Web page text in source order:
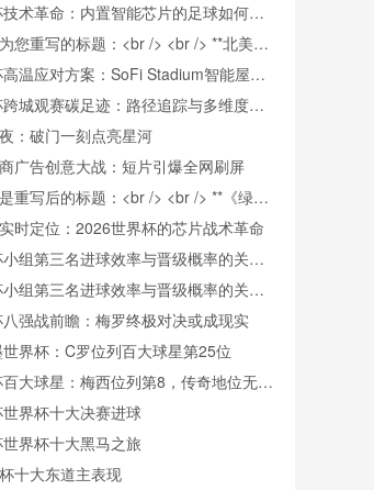
术革命：内置智能芯片的足球如何精
时极速
您重写的标题：<br /> <br /> **北美世
餐食监管协同：美加墨三国检疫标准冲
研究**
温应对方案：SoFi Stadium智能屋顶
两重天”
城观赛碳足迹：路径追踪与多维度排
：破门一刻点亮星河
广告创意大战：短片引爆全网刷屏
重写后的标题：<br /> <br /> **《绿茵
的视觉叙事与跨文化对话》**
时定位：2026世界杯的芯片战术革命
组第三名进球效率与晋级概率的关联
组第三名进球效率与晋级概率的关联
强战前瞻：梅罗终极对决或成现实
界杯：C罗位列百大球星第25位
大球星：梅西位列第8，传奇地位无可
界杯十大决赛进球
界杯十大黑马之旅
十大东道主表现